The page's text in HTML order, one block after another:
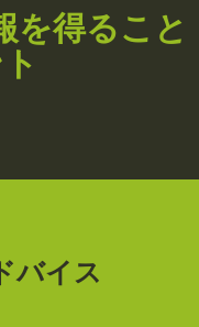
を得ること
バイス